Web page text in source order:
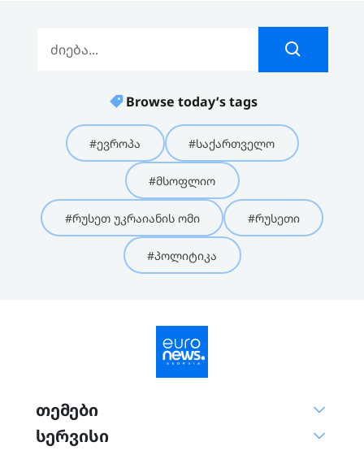
Browse today’s tags
#ევროპა #საქართველო
#მსოფლიო
#რუსეთ უკრაიანის ომი #რუსეთი
#პოლიტიკა
თემები
სერვისი